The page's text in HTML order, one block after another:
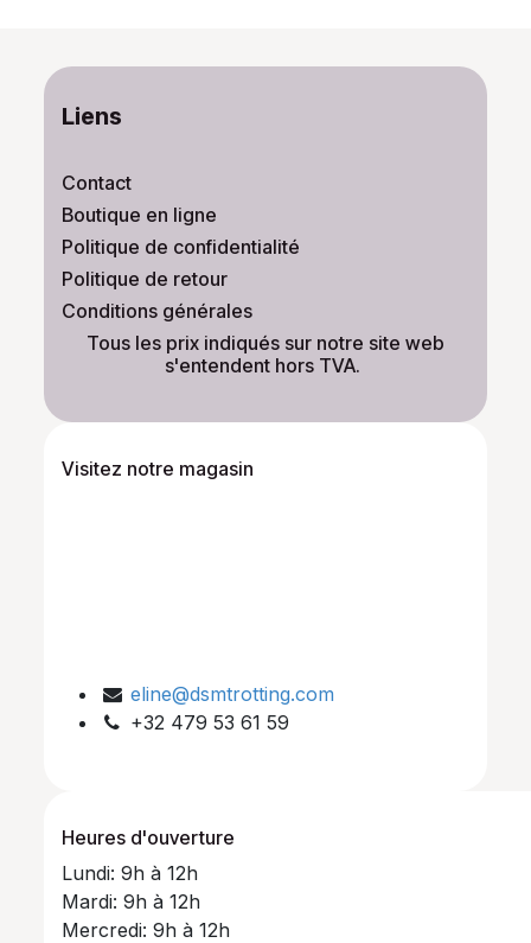
Liens
Contact
Boutique en ligne
Politique de confidentialité
Politique de retour
Conditions générales
​Tous les prix indiqués sur notre site web
s'entendent hors TVA.
Visitez notre magasin
eline@dsmtrotting.com
+32 479 53 61 59
Heures d'ouverture
Lundi: 9h à 12h
Mardi: 9h à 12h
Mercredi: 9h à 12h